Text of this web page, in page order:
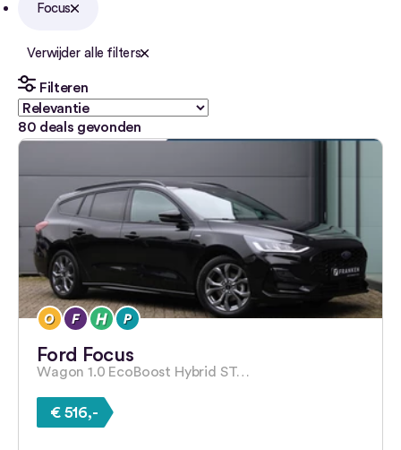
Focus
Verwijder alle filters
Filteren
80 deals gevonden
Ford Focus
Wagon 1.0 EcoBoost Hybrid ST…
€ 516,-